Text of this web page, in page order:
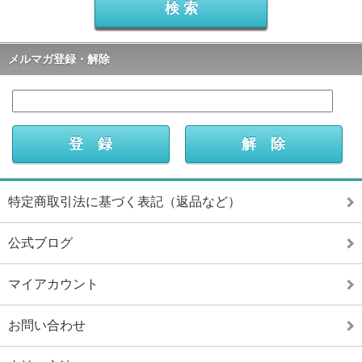
メルマガ登録・解除
特定商取引法に基づく表記（返品など）
公式ブログ
マイアカウント
お問い合わせ